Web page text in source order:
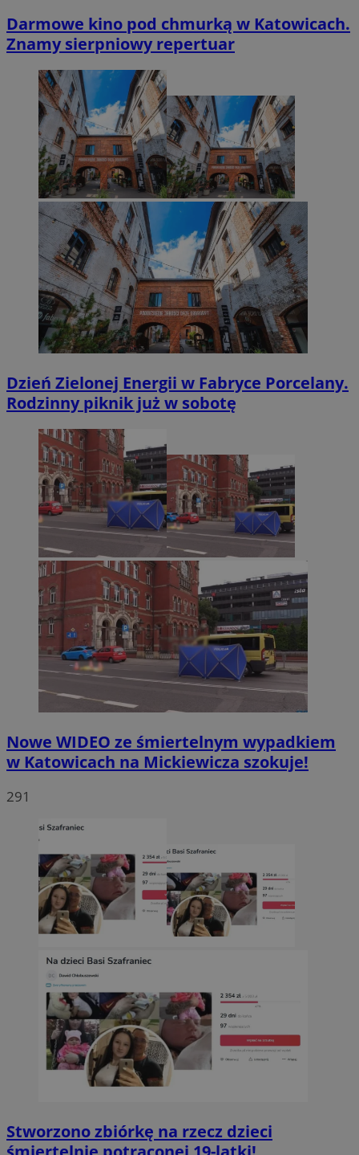
Darmowe kino pod chmurką w Katowicach.
Znamy sierpniowy repertuar
Dzień Zielonej Energii w Fabryce Porcelany.
Rodzinny piknik już w sobotę
Nowe WIDEO ze śmiertelnym wypadkiem
w Katowicach na Mickiewicza szokuje!
291
Stworzono zbiórkę na rzecz dzieci